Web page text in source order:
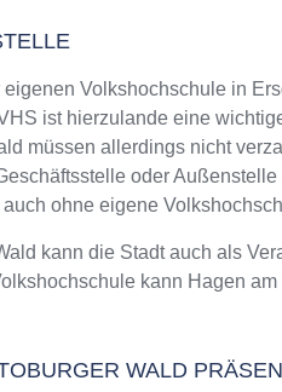
Präsenz
VHS-Kursen
VHS
Volkshochschule in
ist hierzulande eine
müssen allerdings nicht
oder Außenstelle
ohne eigene
kann die Stadt auch als
kann Hagen am
WALD